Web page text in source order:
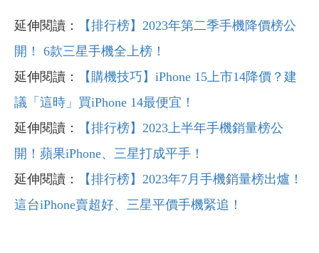
延伸閱讀：
【排行榜】2023年第二季手機降價榜公
開！ 6款三星手機全上榜！
延伸閱讀：
【購機技巧】iPhone 15上市14降價？建
議「這時」買iPhone 14最便宜！
延伸閱讀：
【排行榜】2023上半年手機銷量榜公
開！蘋果iPhone、三星打成平手！
延伸閱讀：
【排行榜】2023年7月手機銷量榜出爐！
這台iPhone賣超好、三星平價手機緊追！